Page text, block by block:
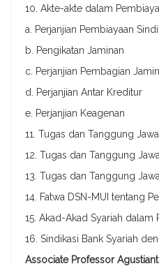
10. Akte-akte dalam
a. Perjanjian Pembiayaan
b. Pengikatan Jaminan
c. Perjanjian Pembagian
d. Perjanjian Antar Kreditur
e. Perjanjian Keagenan
11. Tugas dan Tanggung
12. Tugas dan Tanggung
13. Tugas dan Tanggung
14. Fatwa DSN-MUI tentang
15. Akad-Akad Syariah dalam
16. Sindikasi Bank Syariah
Associate Professor